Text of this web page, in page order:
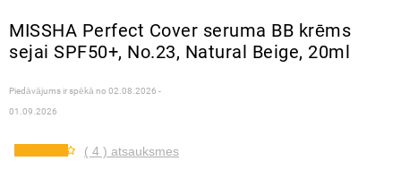
MISSHA Perfect Cover seruma BB krēms
sejai SPF50+, No.23, Natural Beige, 20ml
Piedāvājums ir spēkā no 02.08.2026 -
01.09.2026
( 4 ) atsauksmes